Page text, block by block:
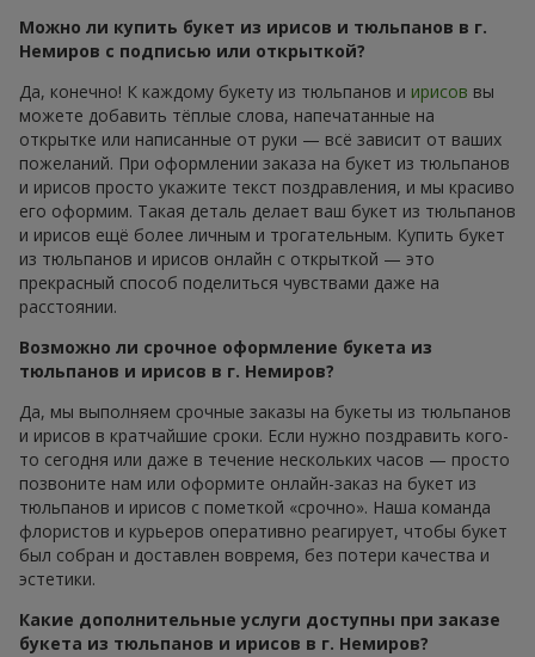
Можно ли купить букет из ирисов и тюльпанов в г.
Немиров с подписью или открыткой?
Да, конечно! К каждому букету из тюльпанов и ирисов вы
можете добавить тёплые слова, напечатанные на
открытке или написанные от руки — всё зависит от ваших
пожеланий. При оформлении заказа на букет из тюльпанов
и ирисов просто укажите текст поздравления, и мы красиво
его оформим. Такая деталь делает ваш букет из тюльпанов
и ирисов ещё более личным и трогательным. Купить букет
из тюльпанов и ирисов онлайн с открыткой — это
прекрасный способ поделиться чувствами даже на
расстоянии.
Возможно ли срочное оформление букета из
тюльпанов и ирисов в г. Немиров?
Да, мы выполняем срочные заказы на букеты из тюльпанов
и ирисов в кратчайшие сроки. Если нужно поздравить кого-
то сегодня или даже в течение нескольких часов — просто
позвоните нам или оформите онлайн-заказ на букет из
тюльпанов и ирисов с пометкой «срочно». Наша команда
флористов и курьеров оперативно реагирует, чтобы букет
был собран и доставлен вовремя, без потери качества и
эстетики.
Какие дополнительные услуги доступны при заказе
букета из тюльпанов и ирисов в г. Немиров?